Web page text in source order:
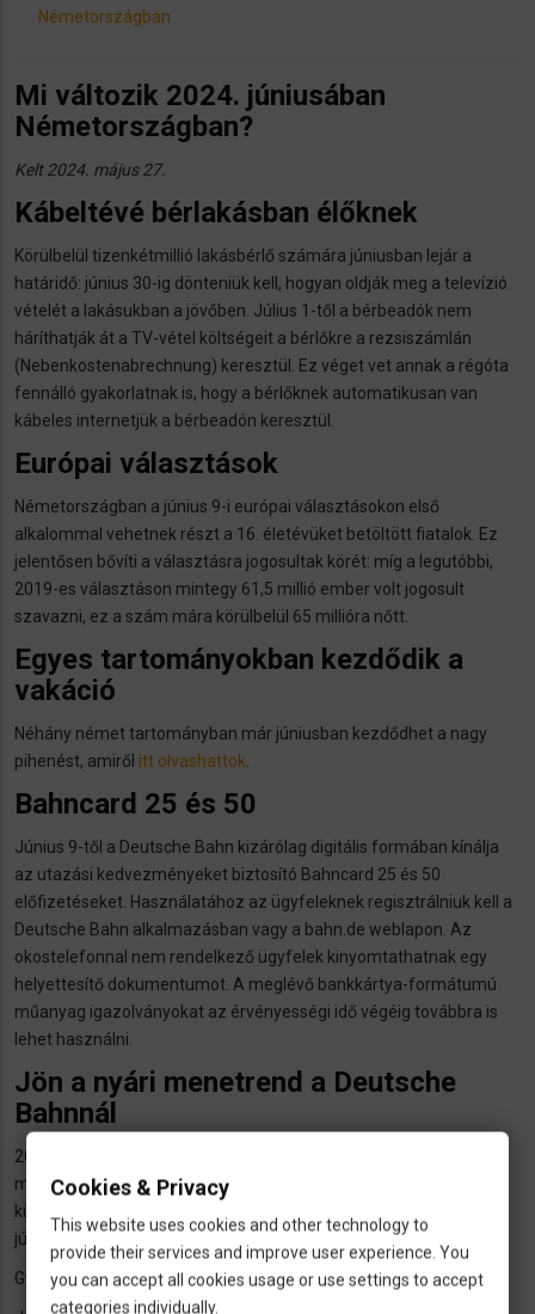
Németországban
Mi változik 2024. júniusában
Németországban?
Kelt 2024. május 27.
Kábeltévé bérlakásban élőknek
Körülbelül tizenkétmillió lakásbérlő számára júniusban lejár a
határidő: június 30-ig dönteniük kell, hogyan oldják meg a televízió
vételét a lakásukban a jövőben. Július 1-től a bérbeadók nem
háríthatják át a TV-vétel költségeit a bérlőkre a rezsiszámlán
(Nebenkostenabrechnung) keresztül. Ez véget vet annak a régóta
fennálló gyakorlatnak is, hogy a bérlőknek automatikusan van
kábeles internetjük a bérbeadón keresztül.
Európai választások
Németországban a június 9-i európai választásokon első
alkalommal vehetnek részt a 16. életévüket betöltött fiatalok. Ez
jelentősen bővíti a választásra jogosultak körét: míg a legutóbbi,
2019-es választáson mintegy 61,5 millió ember volt jogosult
szavazni, ez a szám mára körülbelül 65 millióra nőtt.
Egyes tartományokban kezdődik a
vakáció
Néhány német tartományban már júniusban kezdődhet a nagy
pihenést, amiről itt olvashattok
Bahncard 25 és 50
Június 9-től a Deutsche Bahn kizárólag digitális formában kínálja
az utazási kedvezményeket biztosító Bahncard 25 és 50
előfizetéseket. Használatához az ügyfeleknek regisztrálniuk kell a
Deutsche Bahn alkalmazásban vagy a bahn.de weblapon. Az
okostelefonnal nem rendelkező ügyfelek kinyomtathatnak egy
helyettesítő dokumentumot. A meglévő bankkártya-formátumú
műanyag igazolványokat az érvényességi idő végéig továbbra is
lehet használni.
Jön a nyári menetrend a Deutsche
Bahnnál
2024. június 9-én a Deutsche Bahn átáll a téli menetrendről a nyári
menetrendre, amely 2024. december közepéig lesz hatályos. A
különböző összeköttetések néhány apró változásán kívül csupán
júliustól lesznek nagyobb változások.
Gyorsabban megszerezhető lesz a német állampolgárság
Cookies & Privacy
This website uses cookies and other technology to
provide their services and improve user experience. You
you can accept all cookies usage or use settings to accept
categories individually.